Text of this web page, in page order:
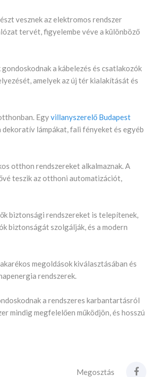
vesznek az elektromos rendszer
tervét, figyelembe véve a különböző
a kábelezés és csatlakozók
amelyek az új tér kialakítását és
Egyvillanyszerelő Budapest
lámpákat, fali fényeket és egyéb
otthon rendszereket alkalmaznak. A
teszik az otthoni automatizációt,
biztonsági rendszereket is telepítenek,
biztonságát szolgálják, és a modern
megoldások kiválasztásában és
rendszerek.
a rendszeres karbantartásról
mindig megfelelően működjön, és hosszú
Megosztás